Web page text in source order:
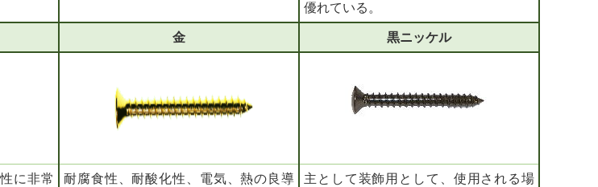
優れている。
金 黒ニッケル
に非常
耐腐食性、耐酸化性、電気、熱の良導
主として装飾用として、使用される場